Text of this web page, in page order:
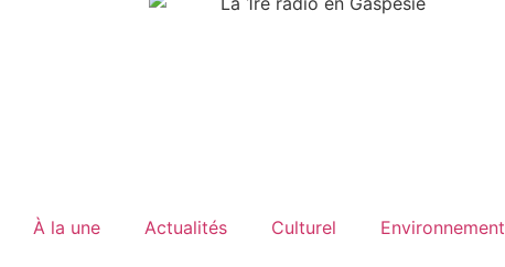
À la une Actualités Culturel Environnement